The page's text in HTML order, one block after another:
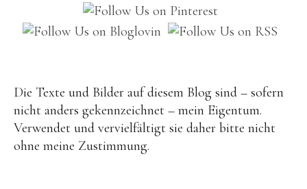
Die Texte und Bilder auf diesem Blog sind – sofern
nicht anders gekennzeichnet – mein Eigentum.
Verwendet und vervielfältigt sie daher bitte nicht
ohne meine Zustimmung.